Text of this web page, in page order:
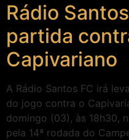
Rádio
partida
Capivariano
A Rádio Santos FC irá
do jogo contra o
domingo (03), às 18h30,
pela 14ª rodada do